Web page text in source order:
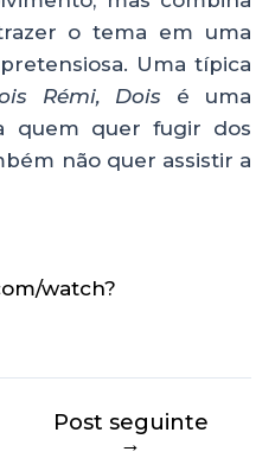
o tema em uma
Uma típica
Rémi, Dois é uma
quem quer fugir dos
não quer assistir a
watch?
Post seguinte
→